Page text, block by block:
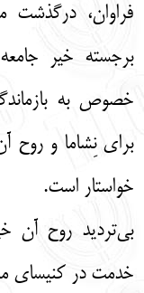
فراوان، درگذشت
برجسته خیر
خصوص به
برای نِشاما و روح
خواستار است.
بی‌تردید روح آن
خدمت در کنیسای